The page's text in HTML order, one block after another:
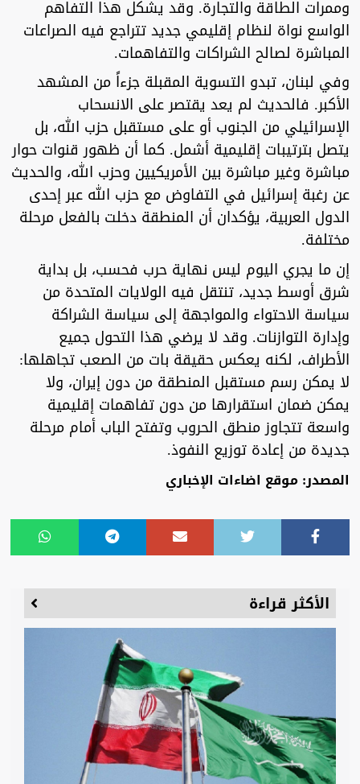
وممرات الطاقة والتجارة. وقد يشكل هذا التفاهم
الواسع نواة لنظام إقليمي جديد تتراجع فيه الصراعات
المباشرة لصالح الشراكات والتفاهمات.
وفي لبنان، تبدو التسوية المقبلة جزءاً من المشهد
الأكبر. فالحديث لم يعد يقتصر على الانسحاب
الإسرائيلي من الجنوب أو على مستقبل حزب الله، بل
يتصل بترتيبات إقليمية أشمل. كما أن ظهور قنوات حوار
مباشرة وغير مباشرة بين الأمريكيين وحزب الله، والحديث
عن رغبة إسرائيل في التفاوض مع حزب الله عبر إحدى
الدول العربية، يؤكدان أن المنطقة دخلت بالفعل مرحلة
مختلفة.
إن ما يجري اليوم ليس نهاية حرب فحسب، بل بداية
شرق أوسط جديد، تنتقل فيه الولايات المتحدة من
سياسة الاحتواء والمواجهة إلى سياسة الشراكة
وإدارة التوازنات. وقد لا يرضي هذا التحول جميع
الأطراف، لكنه يعكس حقيقة بات من الصعب تجاهلها:
لا يمكن رسم مستقبل المنطقة من دون إيران، ولا
يمكن ضمان استقرارها من دون تفاهمات إقليمية
واسعة تتجاوز منطق الحروب وتفتح الباب أمام مرحلة
جديدة من إعادة توزيع النفوذ.
المصدر: موقع اضاءات الإخباري
الأكثر قراءة